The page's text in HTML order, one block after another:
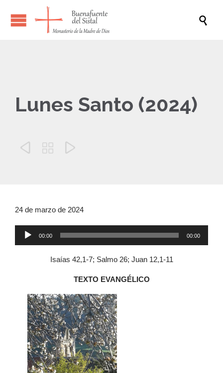

Lunes Santo (2024)
  
24 de marzo de 2024
00:00 00:00
Isaías 42,1-7; Salmo 26; Juan 12,1-11
TEXTO EVANGÉLICO